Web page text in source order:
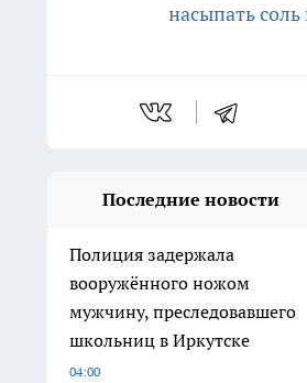
насыпать соль
Последние новости
Полиция задержала
вооружённого ножом
мужчину, преследовавшего
школьниц в Иркутске
04:00